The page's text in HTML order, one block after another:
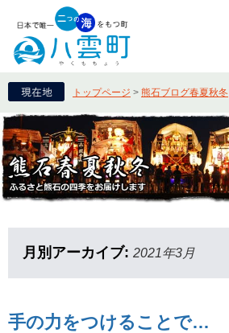
トップページ > 熊石ブログ春夏秋冬
月別アーカイブ: 2021年3月
手の力をつけることで…